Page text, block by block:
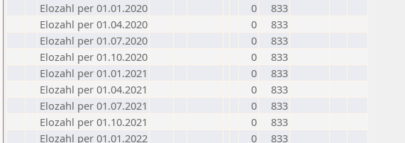
Elozahl per 01.01.2020
0
833
Elozahl per 01.04.2020
0
833
Elozahl per 01.07.2020
0
833
Elozahl per 01.10.2020
0
833
Elozahl per 01.01.2021
0
833
Elozahl per 01.04.2021
0
833
Elozahl per 01.07.2021
0
833
Elozahl per 01.10.2021
0
833
Elozahl per 01.01.2022
0
833